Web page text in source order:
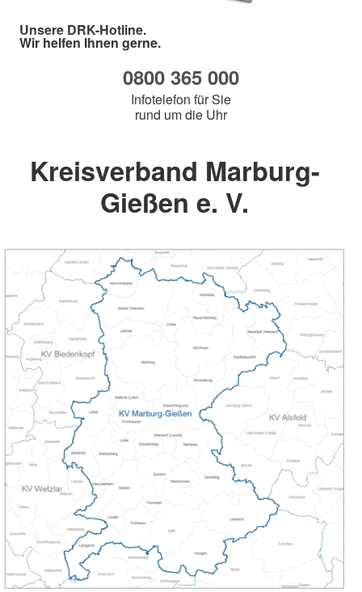
Unsere DRK-Hotline.
Wir helfen Ihnen gerne.
0800 365 000
Infotelefon für Sie
rund um die Uhr
Kreisverband Marburg-
Gießen e. V.